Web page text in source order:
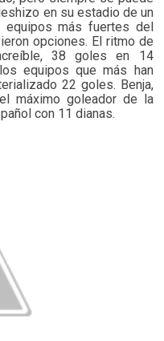
en su estadio de un
más fuertes del
opciones. El ritmo de
38 goles en 14
equipos que más han
22 goles. Benja,
máximo goleador de la
con 11 dianas.